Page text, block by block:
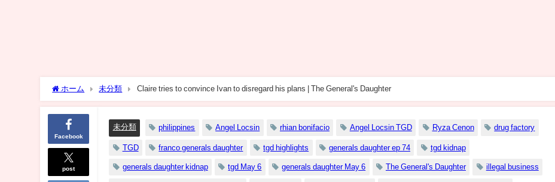
ホーム 未分類 Claire tries to convince Ivan to disregard his plans | The General's Daughter
Facebook
post
未分類 philippines Angel Locsin rhian bonifacio Angel Locsin TGD Ryza Cenon drug factory
TGD franco generals daughter tgd highlights generals daughter ep 74 tgd kidnap
generals daughter kidnap tgd May 6 generals daughter May 6 The General's Daughter illegal business